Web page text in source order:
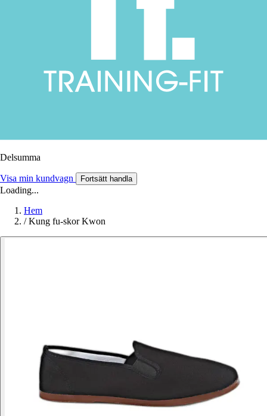
Delsumma
Visa min kundvagn Fortsätt handla
Loading...
Hem
/ Kung fu-skor Kwon